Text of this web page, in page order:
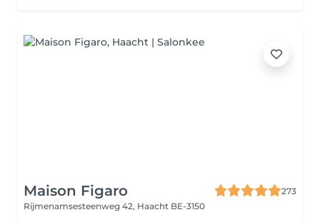
Maison Figaro
273
Rijmenamsesteenweg 42, Haacht BE-3150